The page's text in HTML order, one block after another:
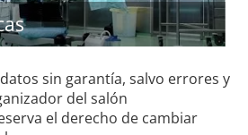
sin garantía, salvo errores y
del salón
el derecho de cambiar